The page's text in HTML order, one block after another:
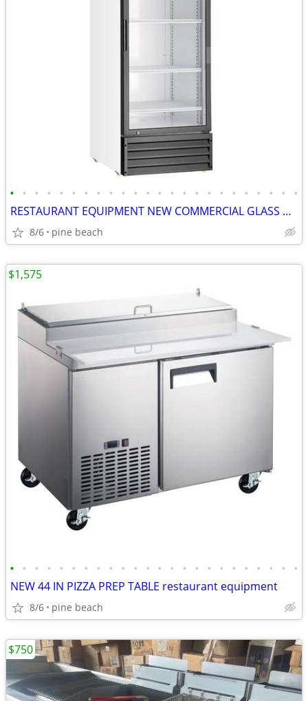
• • • • • • • • • • • • • • • • • • • • • • • •
RESTAURANT EQUIPMENT NEW COMMERCIAL GLASS DOOR FEEZER
8/6 pine beach
• • • • • • • • • • • • • • • • • • • • • • • •
NEW 44 IN PIZZA PREP TABLE restaurant equipment
8/6 pine beach
$1,575
$750